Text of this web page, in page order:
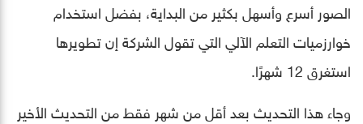
الصور أسرع وأسهل بكثير من البداية، بفضل استخدام
خوارزميات التعلم الآلي التي تقول الشركة إن تطويرها
استغرق 12 شهرًا.
وجاء هذا التحديث بعد أقل من شهر فقط من التحديث الأخير